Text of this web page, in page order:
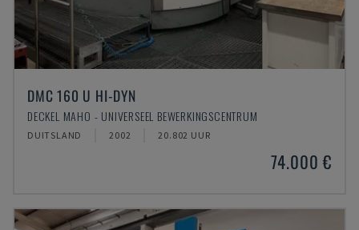
DMC 160 U HI-DYN
DECKEL MAHO - UNIVERSEEL BEWERKINGSCENTRUM
DUITSLAND 2002 20.802 UUR
74.000 €